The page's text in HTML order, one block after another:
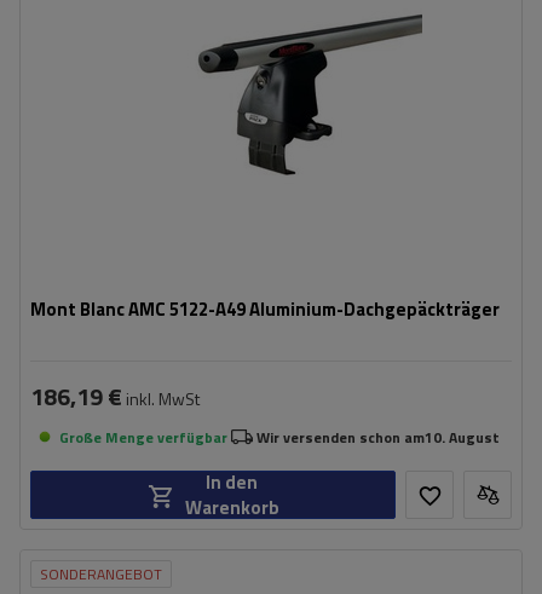
Mont Blanc AMC 5122-A49 Aluminium-Dachgepäckträger
186,19 € inkl. MwSt
Große Menge verfügbar Wir versenden schon am10. August
In den
Warenkorb
SONDERANGEBOT